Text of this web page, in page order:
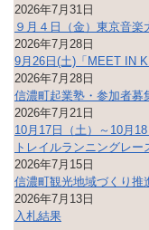
2026年7月31日
９月４日（金）東京音楽
2026年7月28日
9月26日(土)「MEET IN
2026年7月28日
信濃町起業塾・参加者募
2026年7月21日
10月17日（土）～10月
トレイルランニングレー
2026年7月15日
信濃町観光地域づくり推
2026年7月13日
入札結果